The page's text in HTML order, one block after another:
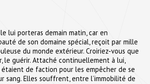
lui porteras demain matin, car en
de son domaine spécial, reçoit par mille
du monde extérieur. Croiriez-vous que
le guérir. Attaché continuellement à lui,
étaient de faction pour les empêcher de se
sang. Elles souffrent, entre l’immobilité de